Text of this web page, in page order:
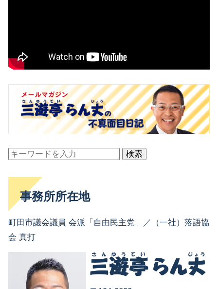
検索
事務所所在地
町田市議会議員 会派「自由民主党」／（一社）落語協
会 真打